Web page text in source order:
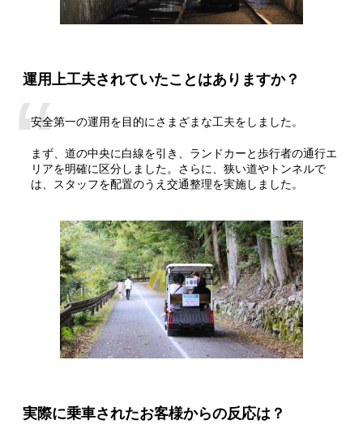
運用上工夫されていたことはありますか？
安全第一の運用を目的にさまざまな工夫をしました。
まず、道の中央に白線を引き、ランドカーと歩行者の通行エ
リアを明確に区分しました。さらに、狭い道やトンネルで
は、スタッフを配置のうえ交通整理を実施しました。
実際に乗車されたお客様からの反応は？